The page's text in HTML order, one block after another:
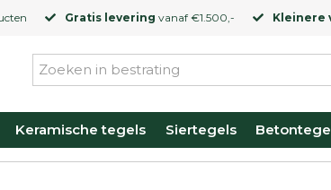
Gratis levering vanaf €1.500,- Kleinere
Keramische tegels Siertegels